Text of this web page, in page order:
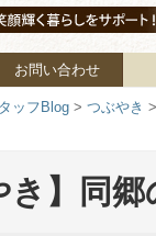
お問い合わせ
ッフBlog > つぶやき
き】同郷